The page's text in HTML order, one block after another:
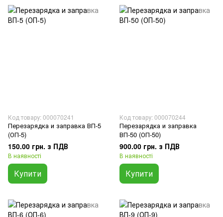
Код товару: 000070241
Перезарядка и заправка ВП-5
(ОП-5)
150.00 грн. з ПДВ
В наявності
Купити
Код товару: 000070244
Перезарядка и заправка
ВП-50 (ОП-50)
900.00 грн. з ПДВ
В наявності
Купити